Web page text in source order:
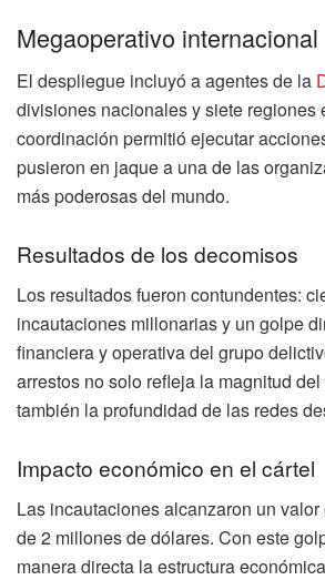
Megaoperativo internacional
El despliegue incluyó a agentes de la
divisiones nacionales y siete regiones
coordinación permitió ejecutar
pusieron en jaque a una de las
más poderosas del mundo.
Resultados de los decomisos
Los resultados fueron contundentes:
incautaciones millonarias y un golpe
financiera y operativa del grupo
arrestos no solo refleja la magnitud
también la profundidad de las redes
Impacto económico en el cártel
Las incautaciones alcanzaron un
de 2 millones de dólares. Con este
manera directa la estructura